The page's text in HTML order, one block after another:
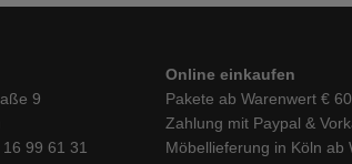
9
99 61 31
Online einkaufen
Pakete ab Warenwert €
Zahlung mit Paypal &
Möbellieferung in Köln ab